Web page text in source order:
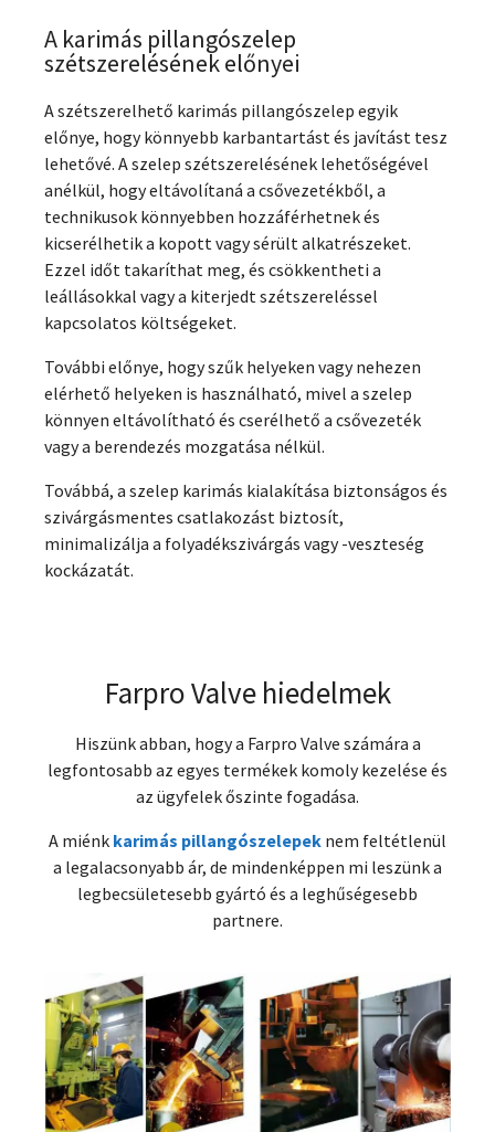
A karimás pillangószelep
szétszerelésének előnyei
A szétszerelhető karimás pillangószelep egyik
előnye, hogy könnyebb karbantartást és javítást tesz
lehetővé. A szelep szétszerelésének lehetőségével
anélkül, hogy eltávolítaná a csővezetékből, a
technikusok könnyebben hozzáférhetnek és
kicserélhetik a kopott vagy sérült alkatrészeket.
Ezzel időt takaríthat meg, és csökkentheti a
leállásokkal vagy a kiterjedt szétszereléssel
kapcsolatos költségeket.
További előnye, hogy szűk helyeken vagy nehezen
elérhető helyeken is használható, mivel a szelep
könnyen eltávolítható és cserélhető a csővezeték
vagy a berendezés mozgatása nélkül.
Továbbá, a szelep karimás kialakítása biztonságos és
szivárgásmentes csatlakozást biztosít,
minimalizálja a folyadékszivárgás vagy -veszteség
kockázatát.
Farpro Valve hiedelmek
Hiszünk abban, hogy a Farpro Valve számára a
legfontosabb az egyes termékek komoly kezelése és
az ügyfelek őszinte fogadása.
A miénk karimás pillangószelepek nem feltétlenül
a legalacsonyabb ár, de mindenképpen mi leszünk a
legbecsületesebb gyártó és a leghűségesebb
partnere.